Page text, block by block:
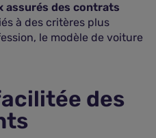
assurés des contrats
à des critères plus
le modèle de voiture
des